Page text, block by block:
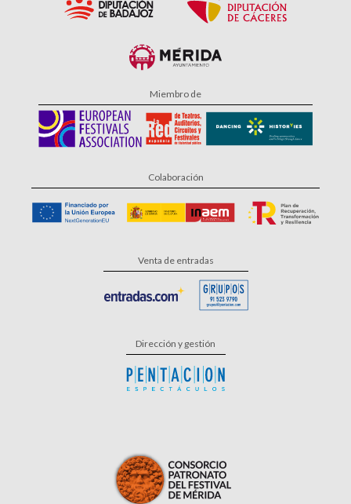
Miembro de
Colaboración
Venta de entradas
Dirección y gestión